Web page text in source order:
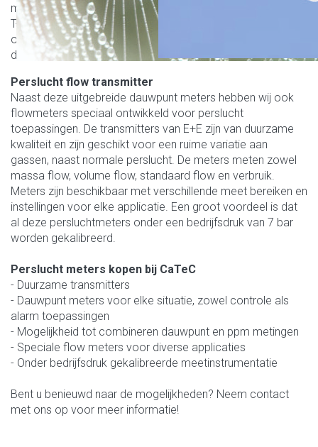
makkelijker wordt gemaakt door de optionele display. Het
T-model kan niet alleen het dauwpunt meten, maar hij kan
ook het vriespunt of de ppm volume concentratie
documenteren en doorgeven.
Perslucht flow transmitter
Naast deze uitgebreide dauwpunt meters hebben wij ook
flowmeters speciaal ontwikkeld voor perslucht
toepassingen. De transmitters van E+E zijn van duurzame
kwaliteit en zijn geschikt voor een ruime variatie aan
gassen, naast normale perslucht. De meters meten zowel
massa flow, volume flow, standaard flow en verbruik.
Meters zijn beschikbaar met verschillende meet bereiken en
instellingen voor elke applicatie. Een groot voordeel is dat
al deze persluchtmeters onder een bedrijfsdruk van 7 bar
worden gekalibreerd.
Perslucht meters kopen bij CaTeC
- Duurzame transmitters
- Dauwpunt meters voor elke situatie, zowel controle als
alarm toepassingen
- Mogelijkheid tot combineren dauwpunt en ppm metingen
- Speciale flow meters voor diverse applicaties
- Onder bedrijfsdruk gekalibreerde meetinstrumentatie
Bent u benieuwd naar de mogelijkheden? Neem contact
met ons op voor meer informatie!